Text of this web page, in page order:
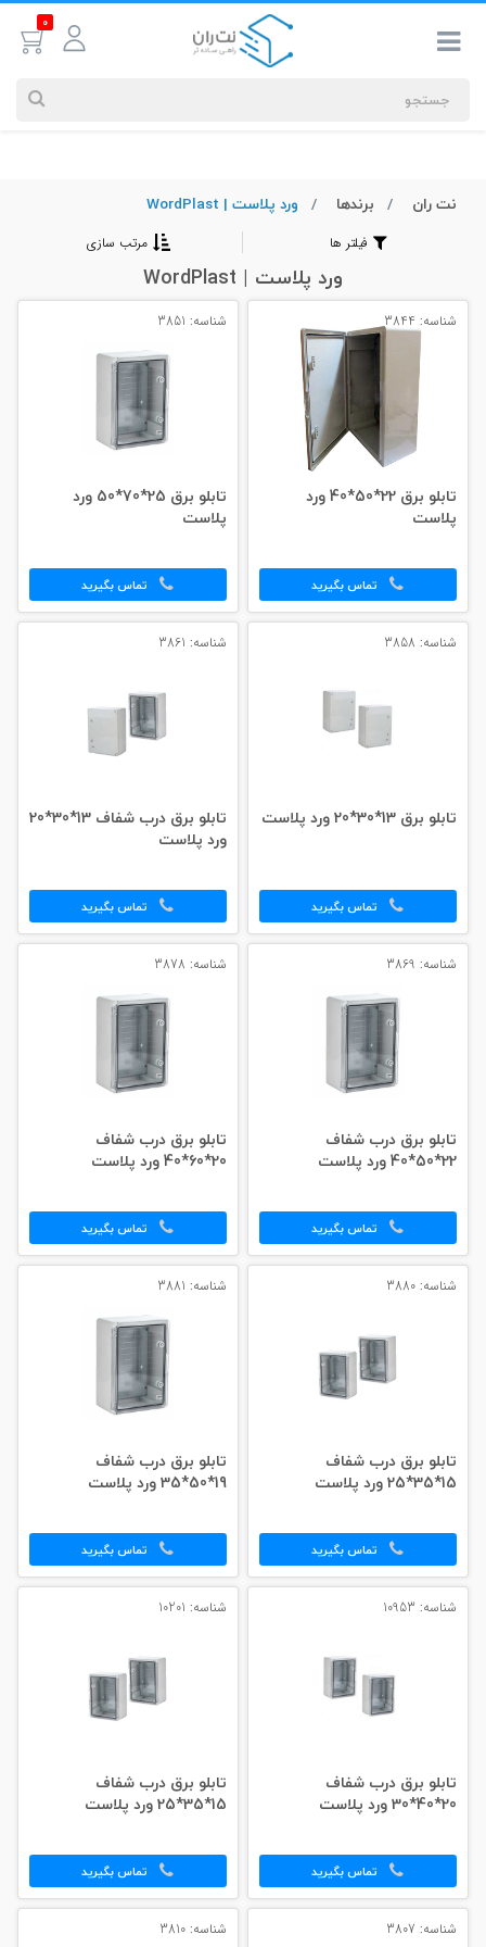
0
جستجوهای
بیشترین
جستجوهای
#کابل شبکه
#کابل شبکه لگراند #کابل شبکه نگزنس
نت ران برندها ورد پلاست | WordPlast
فیلتر ها مرتب سازی
ورد پلاست | WordPlast
شناسه: 3844
تابلو برق 22*50*40 ورد
پلاست
تماس بگیرید
شناسه: 3851
تابلو برق 25*70*50 ورد
پلاست
تماس بگیرید
شناسه: 3858
تابلو برق 13*30*20 ورد پلاست
تماس بگیرید
شناسه: 3861
تابلو برق درب شفاف 13*30*20
ورد پلاست
تماس بگیرید
شناسه: 3869
تابلو برق درب شفاف
22*50*40 ورد پلاست
تماس بگیرید
شناسه: 3878
تابلو برق درب شفاف
20*60*40 ورد پلاست
تماس بگیرید
شناسه: 3880
تابلو برق درب شفاف
15*35*25 ورد پلاست
تماس بگیرید
شناسه: 3881
تابلو برق درب شفاف
19*50*35 ورد پلاست
تماس بگیرید
شناسه: 10953
تابلو برق درب شفاف
20*40*30 ورد پلاست
تماس بگیرید
شناسه: 10201
تابلو برق درب شفاف
15*35*25 ورد پلاست
تماس بگیرید
شناسه: 3807 شناسه: 3810